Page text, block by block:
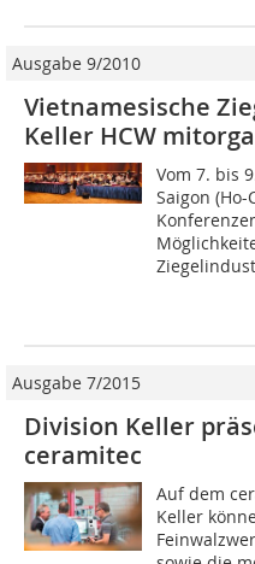
Ausgabe 9/2010
Vietnamesische
Keller HCW
Vom 7. bis
Saigon
Ausgabe 7/2015
Division Keller
ceramitec
Auf dem
Keller